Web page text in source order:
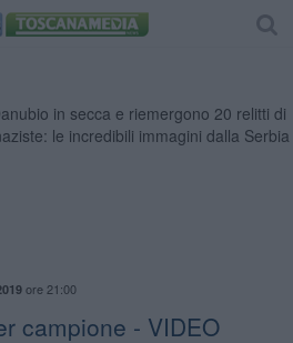
ore 21:00
campione - VIDEO